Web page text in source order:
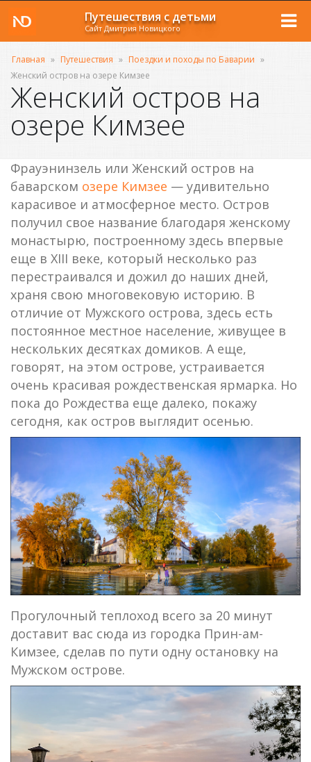
Путешествия с детьми
Сайт Дмитрия Новицкого
Главная » Путешествия » Поездки и походы по Баварии »
Женский остров на озере Кимзее
Женский остров на
озере Кимзее
Фрауэнинзель или Женский остров на
баварском озере Кимзее — удивительно
карасивое и атмосферное место. Остров
получил свое название благодаря женскому
монастырю, построенному здесь впервые
еще в XIII веке, который несколько раз
перестраивался и дожил до наших дней,
храня свою многовековую историю. В
отличие от Мужского острова, здесь есть
постоянное местное население, живущее в
нескольких десятках домиков. А еще,
говорят, на этом острове, устраивается
очень красивая рождественская ярмарка. Но
пока до Рождества еще далеко, покажу
сегодня, как остров выглядит осенью.
Прогулочный теплоход всего за 20 минут
доставит вас сюда из городка Прин-ам-
Кимзее, сделав по пути одну остановку на
Мужском острове.